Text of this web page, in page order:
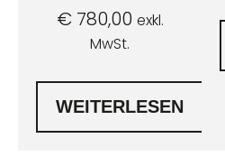
€780,00 exkl.
MwSt.
WEITERLESEN